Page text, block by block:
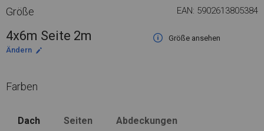
Größe EAN: 5902613805384
4x6m Seite 2m
Größe ansehen
Ändern
Farben
Dach Seiten Abdeckungen